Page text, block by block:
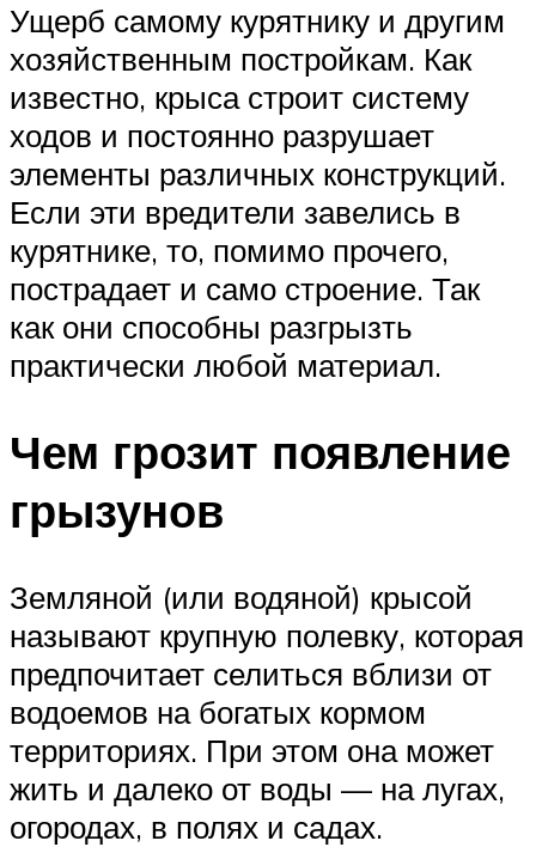
Ущерб самому курятнику и другим
хозяйственным постройкам. Как
известно, крыса строит систему
ходов и постоянно разрушает
элементы различных конструкций.
Если эти вредители завелись в
курятнике, то, помимо прочего,
пострадает и само строение. Так
как они способны разгрызть
практически любой материал.
Чем грозит появление
грызунов
Земляной (или водяной) крысой
называют крупную полевку, которая
предпочитает селиться вблизи от
водоемов на богатых кормом
территориях. При этом она может
жить и далеко от воды — на лугах,
огородах, в полях и садах.